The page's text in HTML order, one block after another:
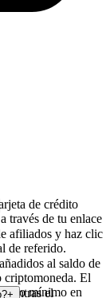
de crédito
través de tu enlace
afiliados y haz clic
de referido.
al saldo de
criptomoneda. El
mínimo en
el
+